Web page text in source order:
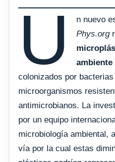
U
n nuevo
Phys.org
ambiente
colonizados por
microorganismos
antimicrobianos. La
por un equipo
microbiología ambiental,
vía por la cual estas